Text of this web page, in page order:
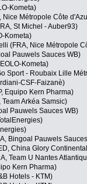
Kometa)
Nice Métropole Côte
St Michel - Auber93)
Kometa)
(FRA, Nice Métropole
Pauwels Sauces WB)
Kometa)
Sport - Roubaix Lille
CSF-Faizanè)
Equipo Kern Pharma)
Arkéa Samsic)
Pauwels Sauces WB)
Bingoal Pauwels
China Glory
Team U Nantes
Kern Pharma)
Hotels - KTM)